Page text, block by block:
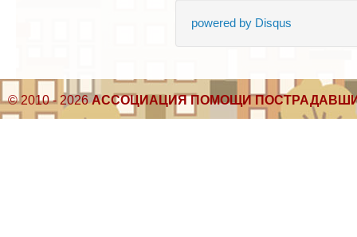
powered by Disqus
© 2010 - 2026АССОЦИАЦИЯ ПОМОЩИ